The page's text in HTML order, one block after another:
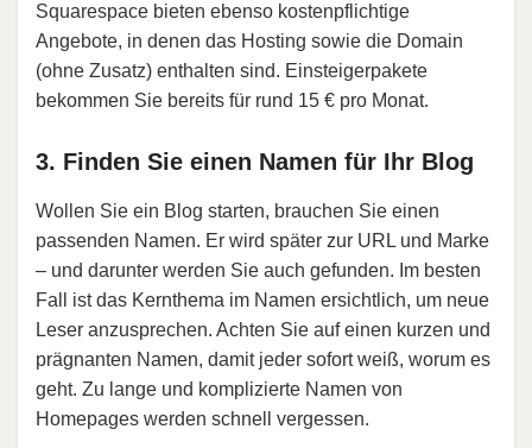
Squarespace bieten ebenso kostenpflichtige
Angebote, in denen das Hosting sowie die Domain
(ohne Zusatz) enthalten sind. Einsteigerpakete
bekommen Sie bereits für rund 15 € pro Monat.
3. Finden Sie einen Namen für Ihr Blog
Wollen Sie ein Blog starten, brauchen Sie einen
passenden Namen. Er wird später zur URL und Marke
– und darunter werden Sie auch gefunden. Im besten
Fall ist das Kernthema im Namen ersichtlich, um neue
Leser anzusprechen. Achten Sie auf einen kurzen und
prägnanten Namen, damit jeder sofort weiß, worum es
geht. Zu lange und komplizierte Namen von
Homepages werden schnell vergessen.